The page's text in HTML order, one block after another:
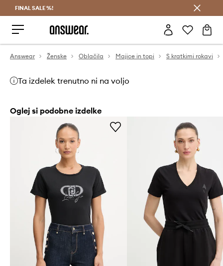
FINAL SALE %!
Answear Ženske Oblačila Majice in topi S kratkimi rokavi
Ta izdelek trenutno ni na voljo
Oglej si podobne izdelke